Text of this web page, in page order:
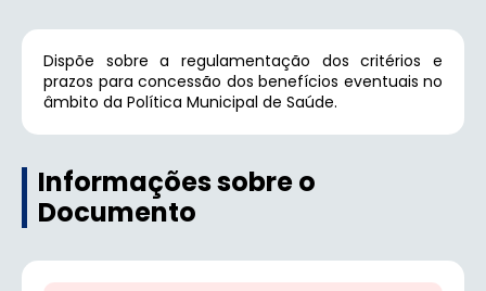
Dispõe sobre a regulamentação dos critérios e
prazos para concessão dos benefícios eventuais no
âmbito da Política Municipal de Saúde.
Informações sobre o
Documento